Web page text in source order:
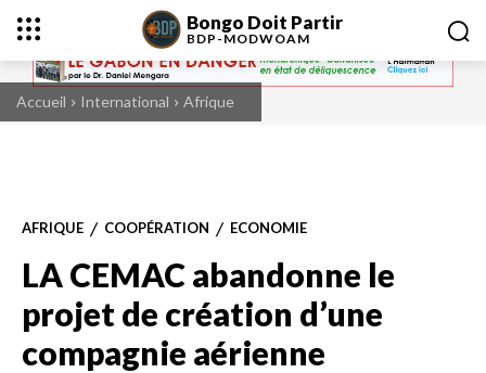
Bongo Doit Partir
BDP-MODWOAM
Accueil International Afrique
AFRIQUE COOPÉRATION ECONOMIE
LA CEMAC abandonne le
projet de création d’une
compagnie aérienne